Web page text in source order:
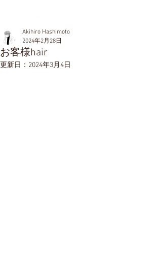
お客様hair
Akihiro Hashimoto
2024年2月28日
更新日： 2024年3月4日